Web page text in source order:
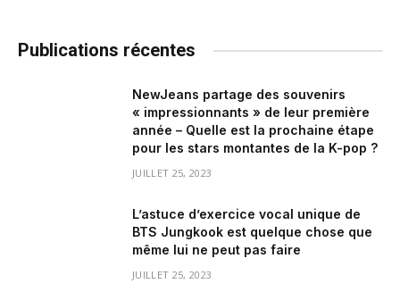
Publications récentes
NewJeans partage des souvenirs
« impressionnants » de leur première
année – Quelle est la prochaine étape
pour les stars montantes de la K-pop ?
JUILLET 25, 2023
L’astuce d’exercice vocal unique de
BTS Jungkook est quelque chose que
même lui ne peut pas faire
JUILLET 25, 2023